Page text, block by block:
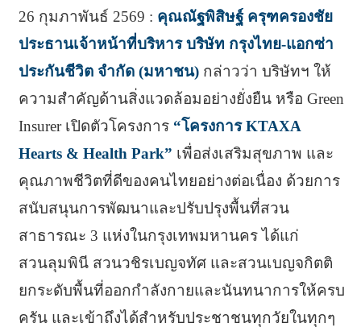
26 กุมภาพันธ์ 2569 : คุณณัฐพิสิษฐ์ ครุฑครองชัย
ประธานเจ้าหน้าที่บริหาร บริษัท กรุงไทย-แอกซ่า
ประกันชีวิต จำกัด (มหาชน)กล่าวว่า บริษัทฯ ให้
ความสำคัญด้านสิ่งแวดล้อมอย่างยั่งยืน หรือ Green
Insurer เปิดตัวโครงการ “โครงการ KTAXA
Hearts & Health Park” เพื่อส่งเสริมสุขภาพ และ
คุณภาพชีวิตที่ดีของคนไทยอย่างต่อเนื่อง ด้วยการ
สนับสนุนการพัฒนาและปรับปรุงพื้นที่สวน
สาธารณะ 3 แห่งในกรุงเทพมหานคร ได้แก่
สวนลุมพินี สวนวชิรเบญจทัศ และสวนเบญจกิตติ
ยกระดับพื้นที่ออกกำลังกายและนันทนาการให้ครบ
ครัน และเข้าถึงได้สำหรับประชาชนทุกวัยในทุกๆ